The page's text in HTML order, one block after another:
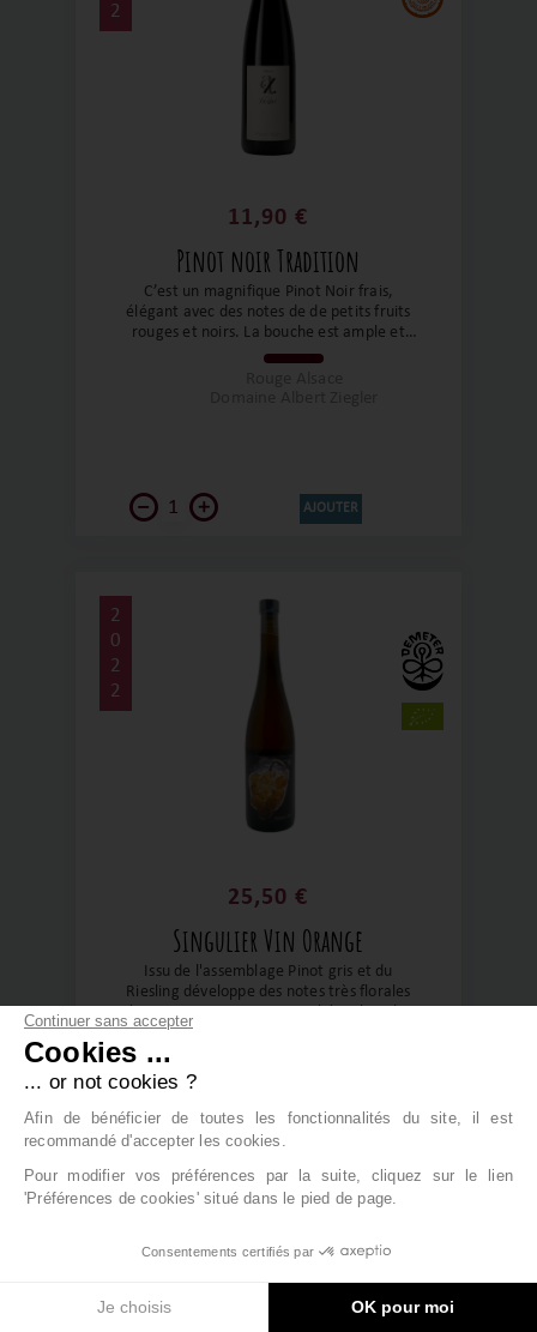
2
11,90 €
Pinot noir Tradition
C’est un magnifique Pinot Noir frais,
élégant avec des notes de de petits fruits
rouges et noirs. La bouche est ample et
équilibrée avec des tanins soyeux et d’une
AJOUTER
2
0
2
2
25,50 €
Singulier Vin Orange
Issu de l'assemblage Pinot gris et du
Riesling développe des notes très florales
étonnamment avec un touché en bouche
exceptionnel. Cette macération légère,
très fraîche et légère est parfaite pour
découvrir les vins orange. Sa couleur feu,
distinctive nous indique un blanc de
macération exprimant une palette
aromatique complexe et incroyable. Un vin
qui nous fait voyager, tout en étant si
singulier. pasting
AJOUTER
Continuer sans accepter
Cookies ...
... or not cookies ?
Afin de bénéficier de toutes les fonctionnalités du site, il est
recommandé d'accepter les cookies.
Pour modifier vos préférences par la suite, cliquez sur le lien
'Préférences de cookies' situé dans le pied de page.
Consentements certifiés par
Je choisis OK pour moi